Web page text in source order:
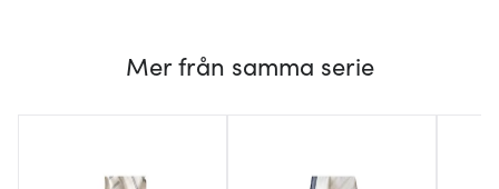
Mer från samma serie